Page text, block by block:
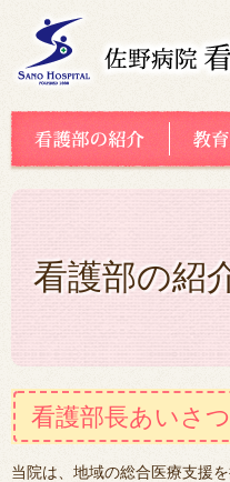
看護部の紹
看護部長あいさつ
当院は、地域の総合医療支援